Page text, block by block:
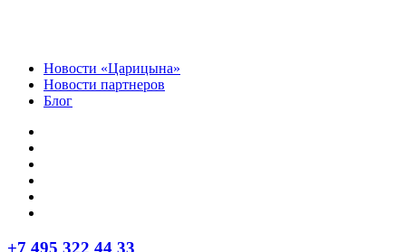
Новости «Царицына»
Новости партнеров
Блог
+7 495 322 44 33